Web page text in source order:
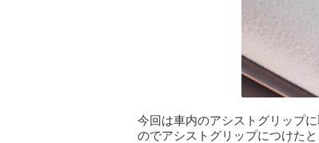
今回は車内のアシストグリップ
のでアシストグリップにつけた